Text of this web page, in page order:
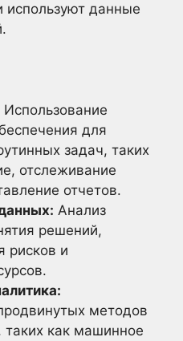
данные
Использование
для
задач, таких
отслеживание
отчетов.
Анализ
решений,
рисков и
методов
таких как машинное